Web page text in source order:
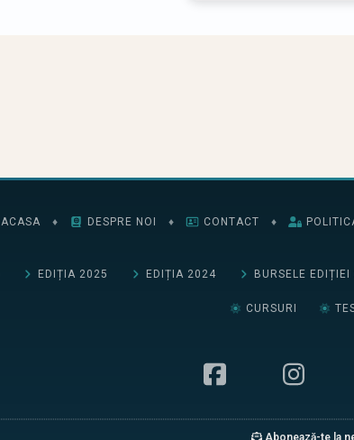
ACASA ♦ DESPRE NOI ♦ CONTACT ♦
EDIȚIA 2025 EDIȚIA 2024 BURSELE
CURSURI